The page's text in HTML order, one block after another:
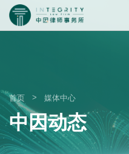
首页 > 媒体中心
中因动态